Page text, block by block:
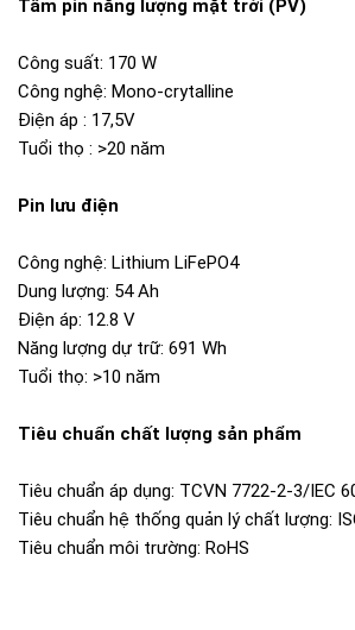
Tấm pin năng lượng mặt trời (PV)
Công suất: 170 W
Công nghệ: Mono-crytalline
Điện áp : 17,5V
Tuổi thọ : >20 năm
Pin lưu điện
Công nghệ: Lithium LiFePO4
Dung lượng: 54 Ah
Điện áp: 12.8 V
Năng lượng dự trữ: 691 Wh
Tuổi thọ: >10 năm
Tiêu chuẩn chất lượng sản phẩm
Tiêu chuẩn áp dụng: TCVN 7722-2-3/IEC
Tiêu chuẩn hệ thống quản lý chất lượng:
Tiêu chuẩn môi trường: RoHS